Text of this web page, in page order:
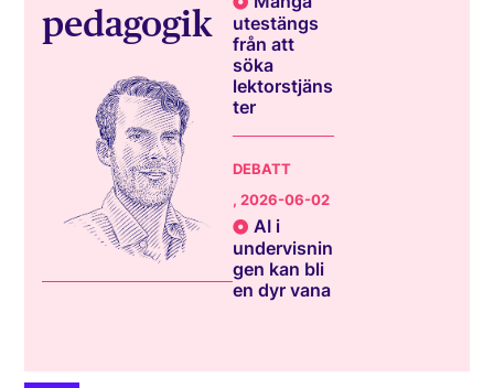
pedagogik
utestängs
från att
söka
lektorstjäns
ter
DEBATT
, 2026-06-02
AI i
undervisnin
gen kan bli
en dyr vana